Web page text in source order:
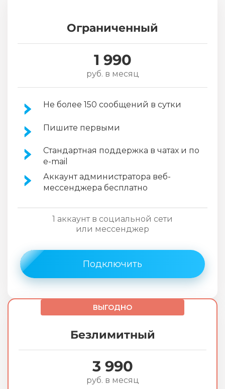
Ограниченный
1 990
руб. в месяц
Не более 150 сообщений в сутки
Пишите первыми
Стандартная поддержка в чатах и по
e-mail
Аккаунт администратора веб-
мессенджера бесплатно
1 аккаунт в социальной сети
или мессенджер
Подключить
ВЫГОДНО
Безлимитный
3 990
руб. в месяц